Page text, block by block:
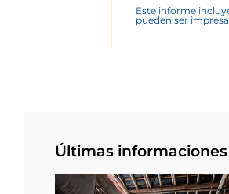
Este informe
pueden ser
Últimas informaciones